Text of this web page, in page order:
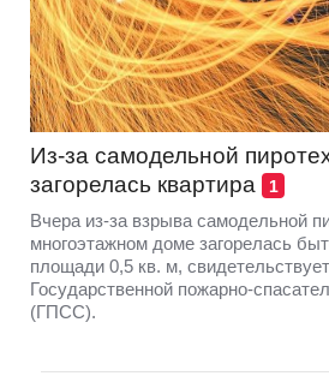
Из-за самодельной
загорелась квартира
1
Вчера из-за взрыва самодельной
многоэтажном доме загорелась
площади 0,5 кв. м,
Государственной пожарно-
(ГПСС).